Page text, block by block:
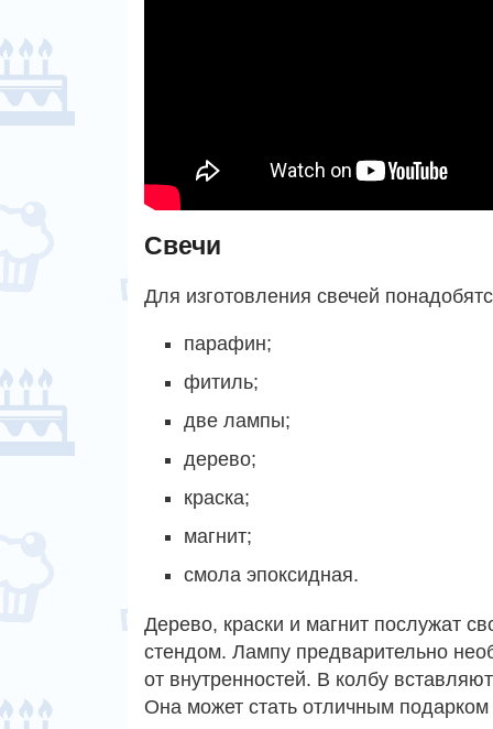
Свечи
Для изготовления свечей
парафин;
фитиль;
две лампы;
дерево;
краска;
магнит;
смола эпоксидная.
Дерево, краски и магнит послужат
стендом. Лампу предварительно
от внутренностей. В колбу
Она может стать отличным